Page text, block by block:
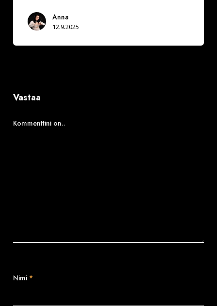
Anna
12.9.2025
Vastaa
Kommenttini on..
Nimi *